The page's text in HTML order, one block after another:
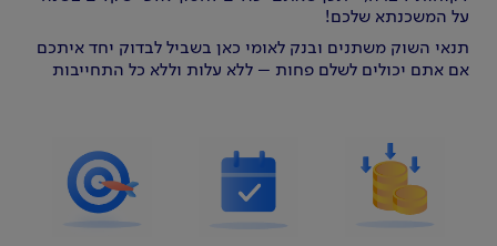
על המשכנתא שלכם!
תנאי השוק משתנים ובנק לאומי כאן בשביל לבדוק יחד איתכם
אם אתם יכולים לשלם פחות – ללא עלות וללא כל התחייבות